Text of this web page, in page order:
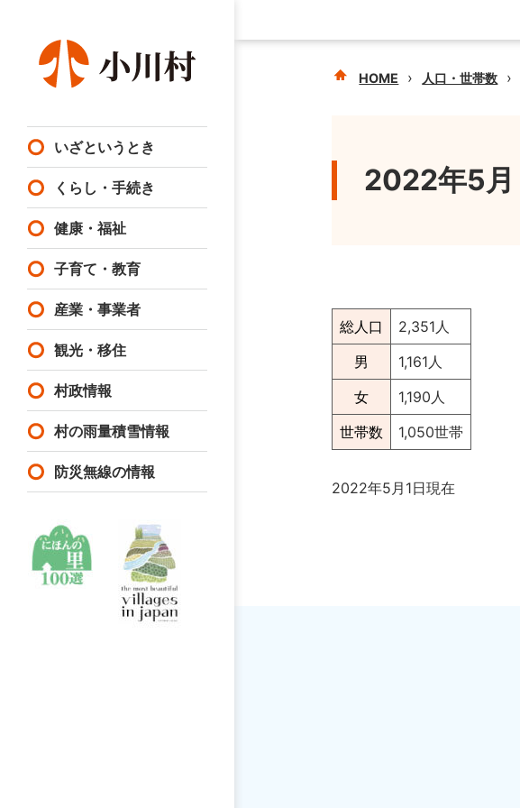
いざというとき
くらし・手続き
健康・福祉
子育て・教育
産業・事業者
観光・移住
村政情報
村の雨量積雪情報
防災無線の情報
HOME › 人口・世帯数 ›
2022年5月
総人口
2,351人
男
1,161人
女
1,190人
世帯数
1,050世帯
2022年5月1日現在